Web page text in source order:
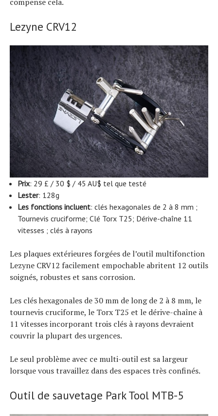
Lezyne CRV12
Prix: 29 £ / 30 $ / 45 AU$ tel que testé
Lester: 128g
Les fonctions incluent: clés hexagonales de 2 à 8 mm ;
Tournevis cruciforme; Clé Torx T25; Dérive-chaîne 11
vitesses ; clés à rayons
Les plaques extérieures forgées de l’outil multifonction
Lezyne CRV12 facilement empochable abritent 12 outils
soignés, robustes et sans corrosion.
Les clés hexagonales de 30 mm de long de 2 à 8 mm, le
tournevis cruciforme, le Torx T25 et le dérive-chaîne à
11 vitesses incorporant trois clés à rayons devraient
couvrir la plupart des urgences.
Le seul problème avec ce multi-outil est sa largeur
lorsque vous travaillez dans des espaces très confinés.
Outil de sauvetage Park Tool MTB-5